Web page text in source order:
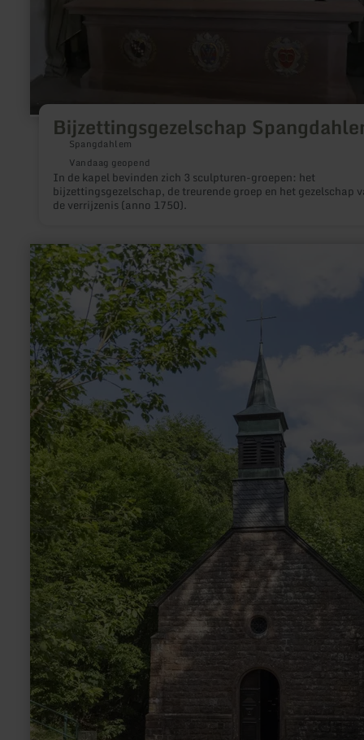
Bijzettingsgezelschap
Spangdahlem
Vandaag geopend
In de kapel bevinden zich 3 sculpturen-groepen: het
bijzettingsgezelschap, de treurende groep en het gezelschap
de verrijzenis (anno 1750).
meer
informatie
over:
Büschkapelle
&amp;
Grafenkreuz